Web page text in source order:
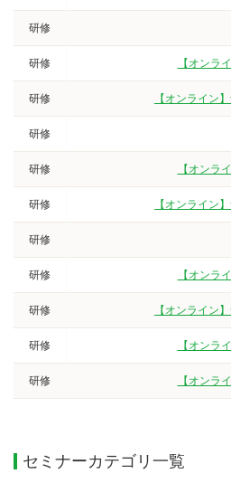
研修
研修 【オンラ
研修 【オンライン
研修
研修 【オンラ
研修 【オンライン
研修
研修 【オンラ
研修 【オンライン
研修 【オンラ
研修 【オンラ
セミナーカテゴリ一覧